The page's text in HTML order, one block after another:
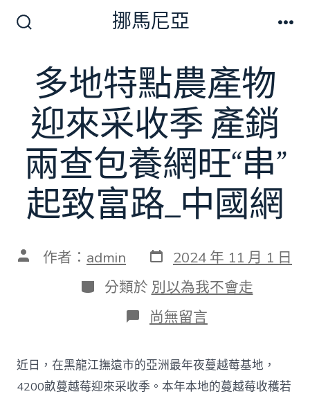
換
關
挪馬尼亞
多地特點農產物
迎來采收季 產銷
兩查包養網旺“串”
起致富路_中國網
文 作者： admin 發
表
日
期
2024 年 11 月 1 日
分
類
分類於 別以為我不會走
在
〈多
特
點
農
尚無留言
近日，在黑龍江撫遠市的亞洲最年夜蔓越莓基地，
4200畝蔓越莓迎來采收季。本年本地的蔓越莓收穫若